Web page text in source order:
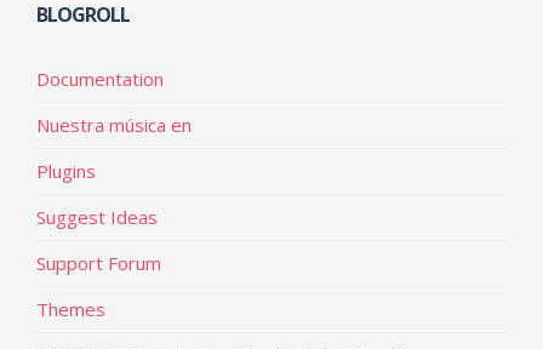
BLOGROLL
Documentation
Nuestra música en
Plugins
Suggest Ideas
Support Forum
Themes